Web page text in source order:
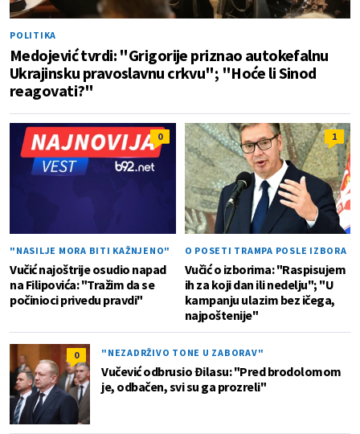
POLITIKA
Medojević tvrdi: "Grigorije priznao autokefalnu
Ukrajinsku pravoslavnu crkvu"; "Hoće li Sinod
reagovati?"
0
"NASILJE MORA BITI KAŽNJENO"
Vučić najoštrije osudio napad
na Filipovića: "Tražim da se
počinioci privedu pravdi"
1
O POSETI TRAMPA POSLE IZBORA
Vučić o izborima: "Raspisujem
ih za koji dan ili nedelju"; "U
kampanju ulazim bez ičega,
najpoštenije"
0 "NEZADRŽIVO TONE U ZABORAV"
Vučević odbrusio Đilasu: "Pred brodolomom
je, odbačen, svi su ga prozreli"